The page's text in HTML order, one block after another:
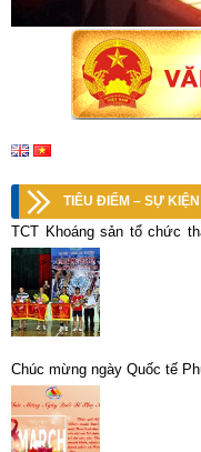
TIÊU ĐIỂM – SỰ KIỆN
TCT Khoáng sản tổ chức
trào năm 2014
Chúc mừng ngày Quốc tế